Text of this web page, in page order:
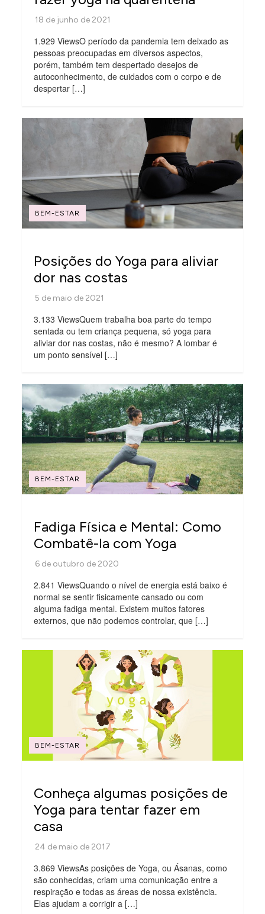
1.929 ViewsO período da pandemia tem deixado as
pessoas preocupadas em diversos aspectos,
porém, também tem despertado desejos de
autoconhecimento, de cuidados com o corpo e de
despertar […]
BEM-ESTAR
Posições do Yoga para aliviar
dor nas costas
3.133 ViewsQuem trabalha boa parte do tempo
sentada ou tem criança pequena, só yoga para
aliviar dor nas costas, não é mesmo? A lombar é
um ponto sensível […]
BEM-ESTAR
Fadiga Física e Mental: Como
Combatê-la com Yoga
2.841 ViewsQuando o nível de energia está baixo é
normal se sentir fisicamente cansado ou com
alguma fadiga mental. Existem muitos fatores
externos, que não podemos controlar, que […]
BEM-ESTAR
Conheça algumas posições de
Yoga para tentar fazer em
casa
3.869 ViewsAs posições de Yoga, ou Ásanas, como
são conhecidas, criam uma comunicação entre a
respiração e todas as áreas de nossa existência.
Elas ajudam a corrigir a […]